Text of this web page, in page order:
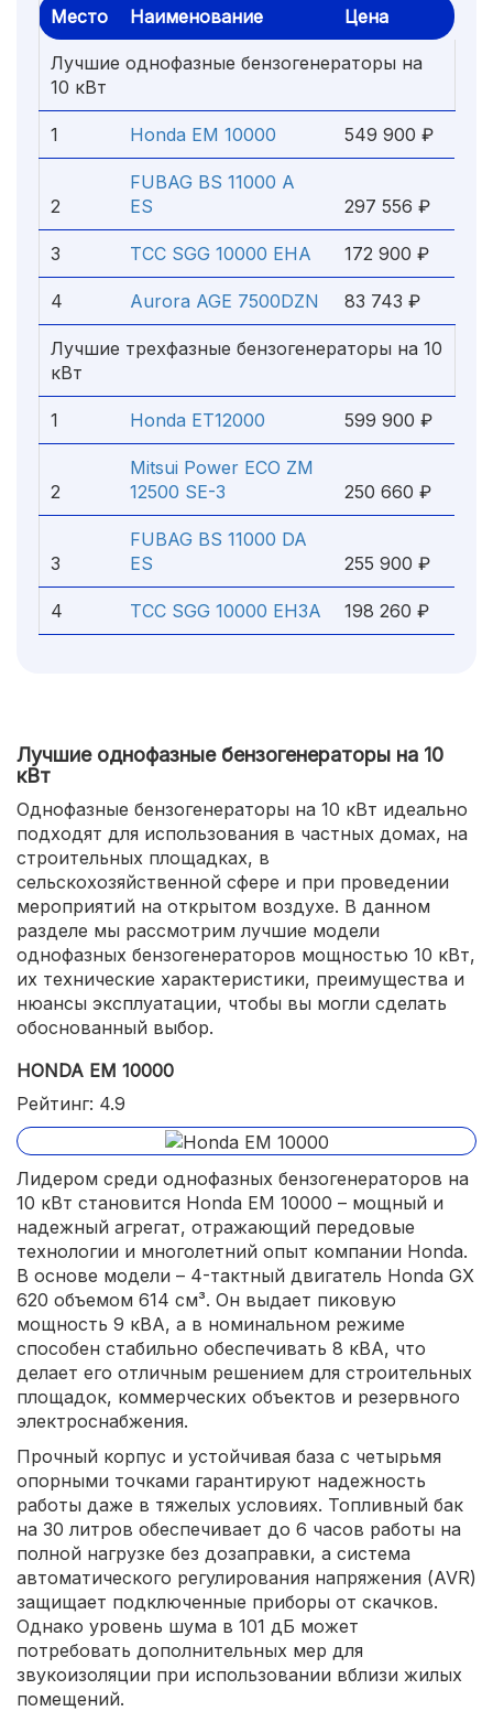
Место Наименование Цена
Лучшие однофазные бензогенераторы на
10 кВт
1 Honda EM 10000 549 900 ₽
2
FUBAG BS 11000 A
ES
297 556 ₽
3 ТСС SGG 10000 EHA 172 900 ₽
4 Aurora AGE 7500DZN 83 743 ₽
Лучшие трехфазные бензогенераторы на 10
кВт
1 Honda ET12000 599 900 ₽
2
Mitsui Power ECO ZM
12500 SE-3
250 660 ₽
3
FUBAG BS 11000 DA
ES
255 900 ₽
4 ТСС SGG 10000 EH3A 198 260 ₽
Лучшие однофазные бензогенераторы на 10
кВт
Однофазные бензогенераторы на 10 кВт идеально
подходят для использования в частных домах, на
строительных площадках, в
сельскохозяйственной сфере и при проведении
мероприятий на открытом воздухе. В данном
разделе мы рассмотрим лучшие модели
однофазных бензогенераторов мощностью 10 кВт,
их технические характеристики, преимущества и
нюансы эксплуатации, чтобы вы могли сделать
обоснованный выбор.
HONDA EM 10000
Рейтинг: 4.9
Лидером среди однофазных бензогенераторов на
10 кВт становится Honda EM 10000 – мощный и
надежный агрегат, отражающий передовые
технологии и многолетний опыт компании Honda.
В основе модели – 4-тактный двигатель Honda GX
620 объемом 614 см³. Он выдает пиковую
мощность 9 кВА, а в номинальном режиме
способен стабильно обеспечивать 8 кВА, что
делает его отличным решением для строительных
площадок, коммерческих объектов и резервного
электроснабжения.
Прочный корпус и устойчивая база с четырьмя
опорными точками гарантируют надежность
работы даже в тяжелых условиях. Топливный бак
на 30 литров обеспечивает до 6 часов работы на
полной нагрузке без дозаправки, а система
автоматического регулирования напряжения (AVR)
защищает подключенные приборы от скачков.
Однако уровень шума в 101 дБ может
потребовать дополнительных мер для
звукоизоляции при использовании вблизи жилых
помещений.